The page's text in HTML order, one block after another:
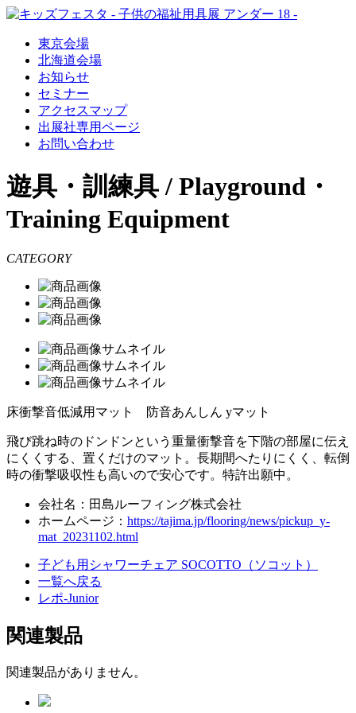
東京会場
北海道会場
お知らせ
セミナー
アクセスマップ
出展社専用ページ
お問い合わせ
遊具・訓練具 / Playground・
Training Equipment
CATEGORY
床衝撃音低減用マット 防音あんしん yマット
飛び跳ね時のドンドンという重量衝撃音を下階の部屋に伝え
にくくする、置くだけのマット。長期間へたりにくく、転倒
時の衝撃吸収性も高いので安心です。特許出願中。
会社名：田島ルーフィング株式会社
ホームページ： https://tajima.jp/flooring/news/pickup_y-
mat_20231102.html
子ども用シャワーチェア SOCOTTO（ソコット）
一覧へ戻る
レポ-Junior
関連製品
関連製品がありません。